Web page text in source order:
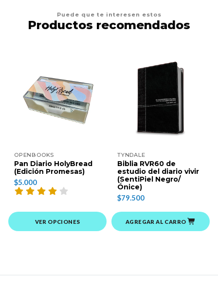
Puede que te interesen estos
Productos recomendados
OPENBOOKS
Pan Diario HolyBread
(Edición Promesas)
$5.000
VER OPCIONES
TYNDALE
Biblia RVR60 de
estudio del diario vivir
(SentiPiel Negro/
Ónice)
$79.500
AGREGAR AL CARRO